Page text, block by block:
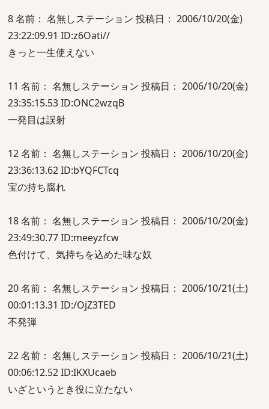
8 名前： 名無しステーション 投稿日： 2006/10/20(金)
23:22:09.91 ID:z6Oati//
きっと一生使えない
11 名前： 名無しステーション 投稿日： 2006/10/20(金)
23:35:15.53 ID:ONC2wzqB
一発目は誤射
12 名前： 名無しステーション 投稿日： 2006/10/20(金)
23:36:13.62 ID:bYQFCTcq
宝の持ち腐れ
18 名前： 名無しステーション 投稿日： 2006/10/20(金)
23:49:30.77 ID:meeyzfcw
色付けて、気持ちを込めた味な奴
20 名前： 名無しステーション 投稿日： 2006/10/21(土)
00:01:13.31 ID:/OjZ3TED
不発弾
22 名前： 名無しステーション 投稿日： 2006/10/21(土)
00:06:12.52 ID:IKXUcaeb
いざというとき役に立たない